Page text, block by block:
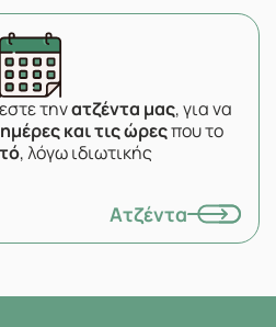
τηνατζέντα μας, για να
ημέρες και τις ώρεςπου το
, λόγω ιδιωτικής
Ατζέντα